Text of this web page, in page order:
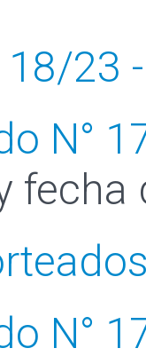
18/23
N°
fecha
N°